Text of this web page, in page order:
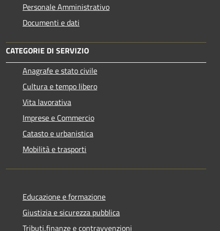
Personale Amministrativo
Documenti e dati
CATEGORIE DI SERVIZIO
Anagrafe e stato civile
Cultura e tempo libero
Vita lavorativa
Imprese e Commercio
Catasto e urbanistica
Mobilità e trasporti
Educazione e formazione
Giustizia e sicurezza pubblica
Tributi,finanze e contravvenzioni